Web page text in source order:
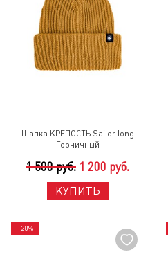
Шапка КРЕПОСТЬ Sailor long
Горчичный
1 500 руб. 1 200 руб.
КУПИТЬ
- 20%